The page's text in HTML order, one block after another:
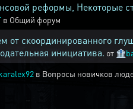
реформы, Некоторые
в Общий форум
от скоординированного
инициатива. от 🏦
в Вопросы новичков